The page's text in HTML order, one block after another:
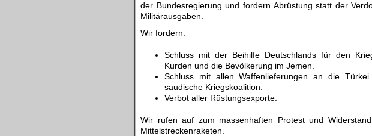
der Bundesregierung und fordern Abrüstung statt der
Militärausgaben.
Wir fordern:
Schluss mit der Beihilfe Deutschlands für den
Kurden und die Bevölkerung im Jemen.
Schluss mit allen Waffenlieferungen an die
saudische Kriegskoalition.
Verbot aller Rüstungsexporte.
Wir rufen auf zum massenhaften Protest und
Mittelstreckenraketen.